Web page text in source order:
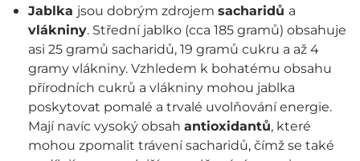
Jablka jsou dobrým zdrojem sacharidů a
vlákniny. Střední jablko (cca 185 gramů) obsahuje
asi 25 gramů sacharidů, 19 gramů cukru a až 4
gramy vlákniny. Vzhledem k bohatému obsahu
přírodních cukrů a vlákniny mohou jablka
poskytovat pomalé a trvalé uvolňování energie.
Mají navíc vysoký obsah antioxidantů, které
mohou zpomalit trávení sacharidů, čímž se také